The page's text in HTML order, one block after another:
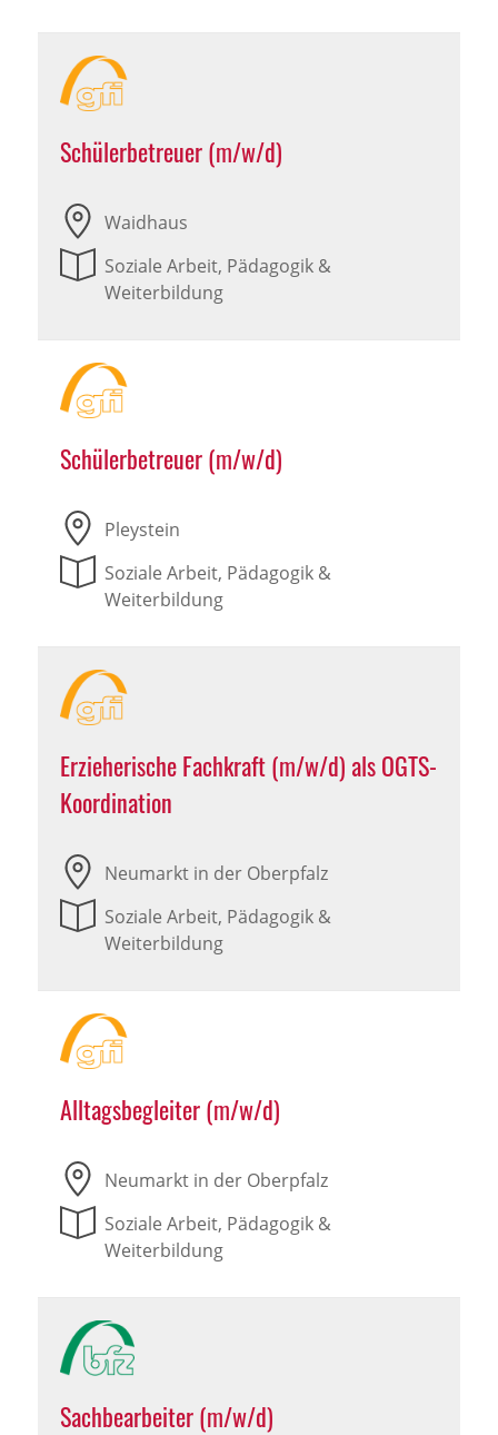
Schülerbetreuer (m/w/d)
Waidhaus
Soziale Arbeit, Pädagogik &
Weiterbildung
Schülerbetreuer (m/w/d)
Pleystein
Soziale Arbeit, Pädagogik &
Weiterbildung
Erzieherische Fachkraft (m/w/d) als OGTS-
Koordination
Neumarkt in der Oberpfalz
Soziale Arbeit, Pädagogik &
Weiterbildung
Alltagsbegleiter (m/w/d)
Neumarkt in der Oberpfalz
Soziale Arbeit, Pädagogik &
Weiterbildung
Sachbearbeiter (m/w/d)